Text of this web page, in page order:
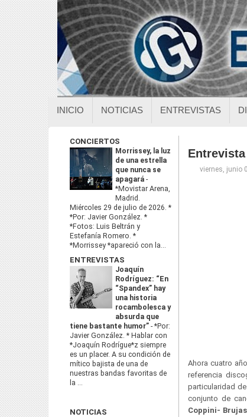
INICIO NOTICIAS ENTREVISTAS
CONCIERTOS
Morrissey, la luz
de una estrella
que nunca se
apagará -
*Movistar Arena,
Madrid.
Miércoles 29 de julio de 2026. *
*Por: Javier González. *
*Fotos: Luis Beltrán y
Estefanía Romero. *
*Morrissey *apareció con la...
ENTREVISTAS
Joaquín
Rodríguez: “En
“Spandex” hay
una historia
rocambolesca y
absurda que
tiene bastante humor” -*Por:
Javier González. * Hablar con
*Joaquín Rodrígue*z siempre
es un placer. A su condición de
mítico bajista de una de
nuestras bandas favoritas de
la ...
NOTICIAS
viernes, junio
Ahora cuatro
referencia
particularidad
conjunto de
Coppini- Brujas